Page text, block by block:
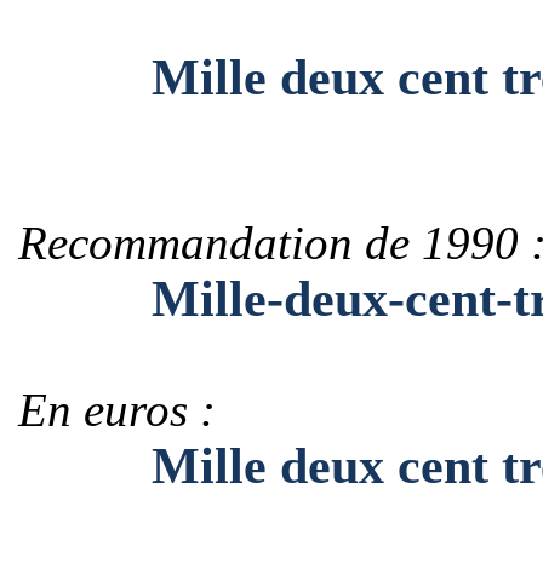
Mille deux cent
Recommandation de 1990
Mille-deux-cent-
En euros :
Mille deux cent